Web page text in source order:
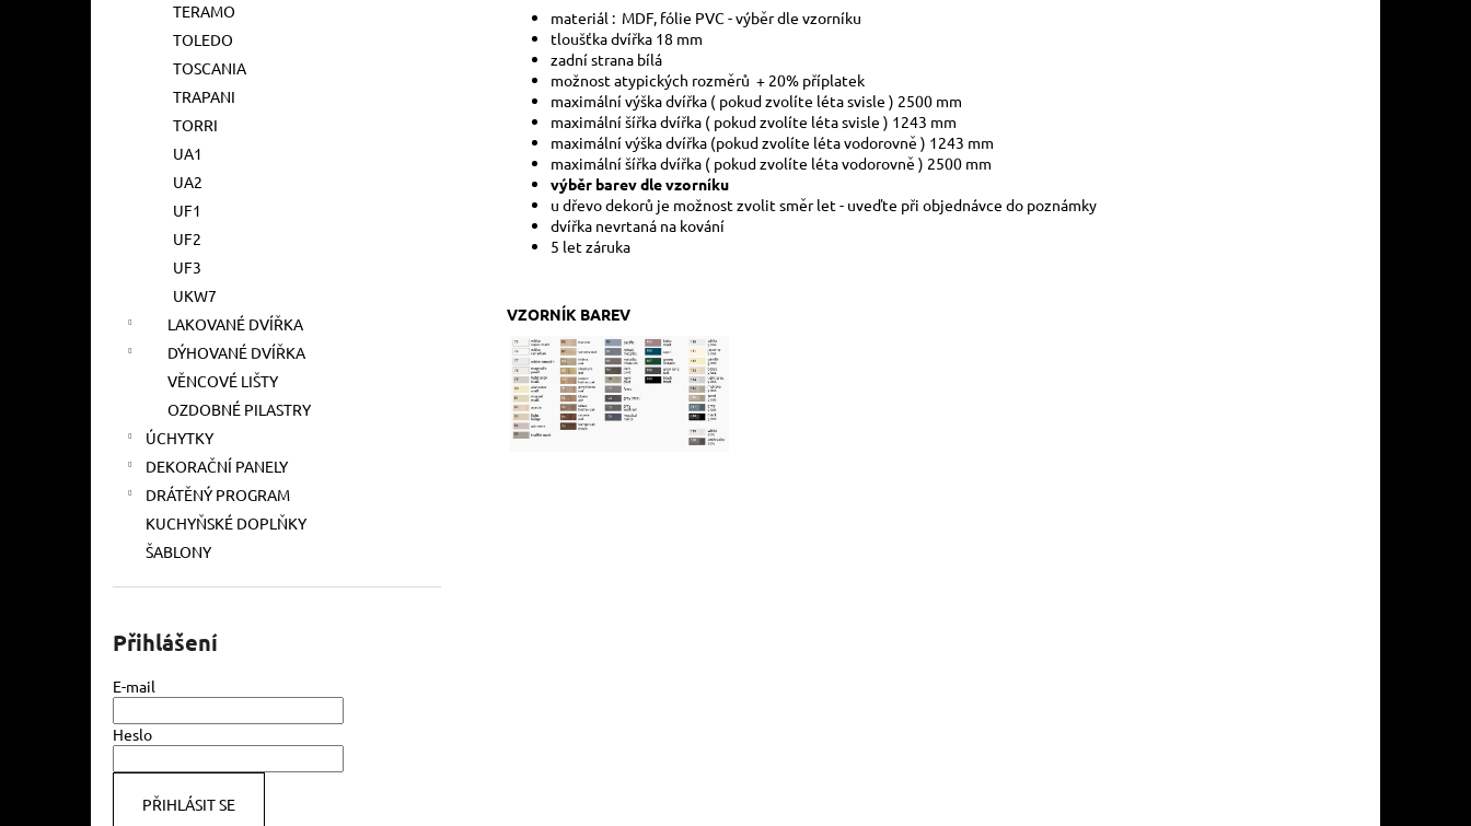
TERAMO
TOLEDO
TOSCANIA
TRAPANI
TORRI
UA1
UA2
UF1
UF2
UF3
UKW7
LAKOVANÉ DVÍŘKA
DÝHOVANÉ DVÍŘKA
VĚNCOVÉ LIŠTY
OZDOBNÉ PILASTRY
ÚCHYTKY
DEKORAČNÍ PANELY
DRÁTĚNÝ PROGRAM
KUCHYŇSKÉ DOPLŇKY
ŠABLONY
Přihlášení
E-mail
Heslo
PŘIHLÁSIT SE
materiál : MDF, fólie PVC - výběr dle vzorníku
tloušťka dvířka 18 mm
zadní strana bílá
možnost atypických rozměrů + 20% příplatek
maximální výška dvířka ( pokud zvolíte léta svisle ) 2500 mm
maximální šířka dvířka ( pokud zvolíte léta svisle ) 1243 mm
maximální výška dvířka (pokud zvolíte léta vodorovně ) 1243 mm
maximální šířka dvířka ( pokud zvolíte léta vodorovně ) 2500 mm
výběr barev dle vzorníku
u dřevo dekorů je možnost zvolit směr let - uveďte při objednávce do poznámky
dvířka nevrtaná na kování
5 let záruka
VZORNÍK BAREV